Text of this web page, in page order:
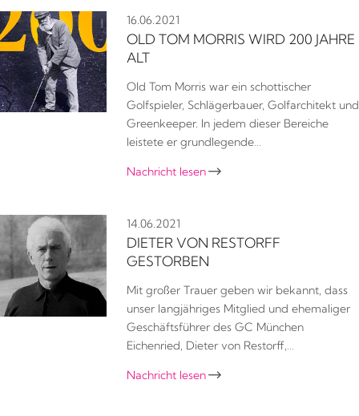
16.06.2021
OLD TOM MORRIS WIRD 200 JAHRE
ALT
Old Tom Morris war ein schottischer
Golfspieler, Schlägerbauer, Golfarchitekt und
Greenkeeper. In jedem dieser Bereiche
leistete er grundlegende…
Nachricht lesen 
14.06.2021
DIETER VON RESTORFF
GESTORBEN
Mit großer Trauer geben wir bekannt, dass
unser langjähriges Mitglied und ehemaliger
Geschäftsführer des GC München
Eichenried, Dieter von Restorff,…
Nachricht lesen 